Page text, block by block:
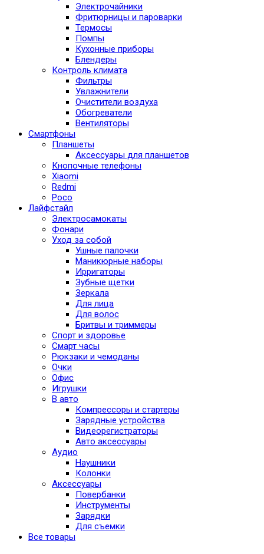
Электрочайники
Фритюрницы и пароварки
Термосы
Помпы
Кухонные приборы
Блендеры
Контроль климата
Фильтры
Увлажнители
Очистители воздуха
Обогреватели
Вентиляторы
Смартфоны
Планшеты
Аксессуары для планшетов
Кнопочные телефоны
Xiaomi
Redmi
Poco
Лайфстайл
Электросамокаты
Фонари
Уход за собой
Ушные палочки
Маникюрные наборы
Ирригаторы
Зубные щетки
Зеркала
Для лица
Для волос
Бритвы и триммеры
Спорт и здоровье
Смарт часы
Рюкзаки и чемоданы
Очки
Офис
Игрушки
В авто
Компрессоры и стартеры
Зарядные устройства
Видеорегистраторы
Авто аксессуары
Аудио
Наушники
Колонки
Аксессуары
Повербанки
Инструменты
Зарядки
Для съемки
Все товары